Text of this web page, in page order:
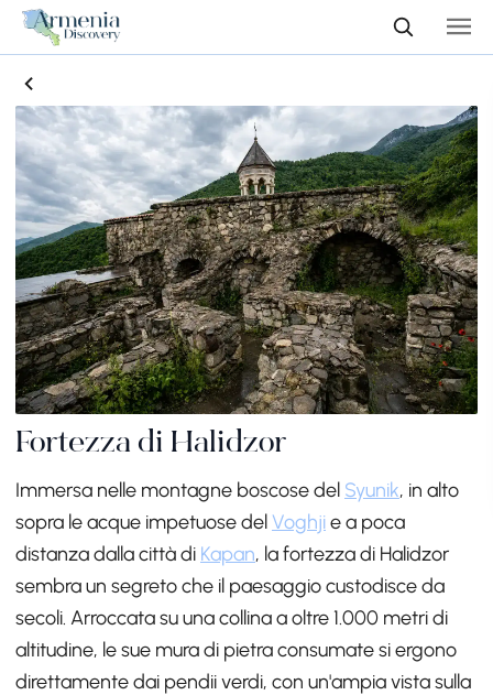
Fortezza di Halidzor
Immersa nelle montagne boscose del Syunik, in alto
sopra le acque impetuose delVoghjie a poca
distanza dalla città di Kapan, la fortezza di Halidzor
sembra un segreto che il paesaggio custodisce da
secoli. Arroccata su una collina a oltre 1.000 metri di
altitudine, le sue mura di pietra consumate si ergono
direttamente dai pendii verdi, con un'ampia vista sulla